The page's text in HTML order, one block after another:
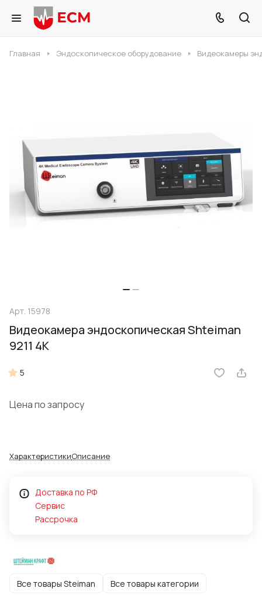
Главная Эндоскопическое оборудование Видеокамеры
Арт. 15978
Видеокамера эндоскопическая Shteiman
9211 4К
5
Цена по запросу
ХарактеристикиОписание
Доставка по РФ
Сервис
Рассрочка
Все товары Steiman Все товары категории